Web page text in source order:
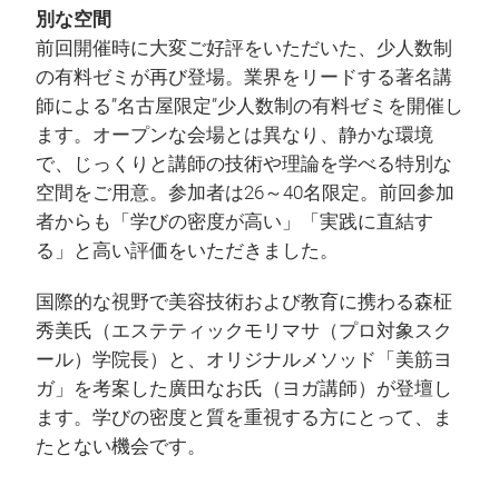
別な空間
前回開催時に大変ご好評をいただいた、少人数制
の有料ゼミが再び登場。業界をリードする著名講
師による”名古屋限定”少人数制の有料ゼミを開催し
ます。オープンな会場とは異なり、静かな環境
で、じっくりと講師の技術や理論を学べる特別な
空間をご用意。参加者は26～40名限定。前回参加
者からも「学びの密度が高い」「実践に直結す
る」と高い評価をいただきました。
国際的な視野で美容技術および教育に携わる森柾
秀美氏（エステティックモリマサ（プロ対象スク
ール）学院長）と、オリジナルメソッド「美筋ヨ
ガ」を考案した廣田なお氏（ヨガ講師）が登壇し
ます。学びの密度と質を重視する方にとって、ま
たとない機会です。